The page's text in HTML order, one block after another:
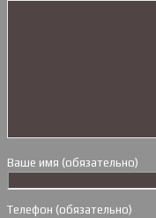
Ваше имя (обязательно)
Телефон (обязательно)